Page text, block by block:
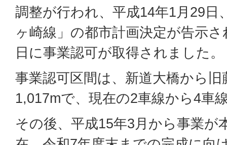
調整が行われ、平成14年1月29日
ヶ崎線」の都市計画決定が告示
日に事業認可が取得されました。
事業認可区間は、新道大橋から
1,017mで、現在の2車線から4車
その後、平成15年3月から事業が